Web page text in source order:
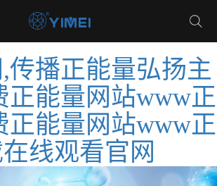
传播正能量弘扬主
正能量网站www正
正能量网站www正
线观看官网